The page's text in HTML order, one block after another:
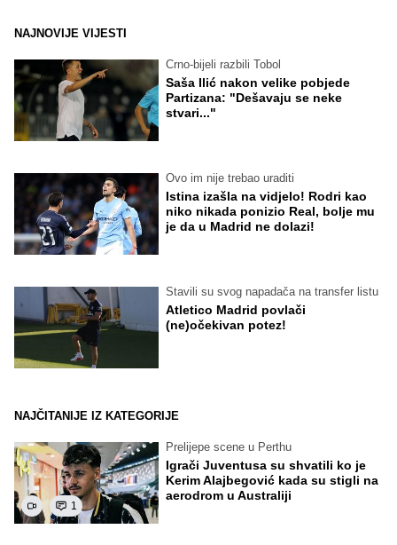
NAJNOVIJE VIJESTI
Crno-bijeli razbili Tobol
Saša Ilić nakon velike pobjede
Partizana: "Dešavaju se neke
stvari..."
Ovo im nije trebao uraditi
Istina izašla na vidjelo! Rodri kao
niko nikada ponizio Real, bolje mu
je da u Madrid ne dolazi!
Stavili su svog napadača na transfer listu
Atletico Madrid povlači
(ne)očekivan potez!
NAJČITANIJE IZ KATEGORIJE
1
Prelijepe scene u Perthu
Igrači Juventusa su shvatili ko je
Kerim Alajbegović kada su stigli na
aerodrom u Australiji